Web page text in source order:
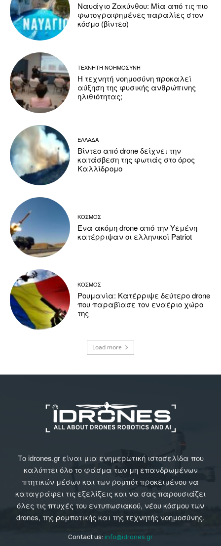
Ναυάγιο Ζακύνθου: Μία από τις πιο
φωτογραφημένες παραλίες στον
κόσμο (βίντεο)
ΤΕΧΝΗΤΗ ΝΟΗΜΟΣΥΝΗ
Η τεχνητή νοημοσύνη προκαλεί
αύξηση της φυσικής ανθρώπινης
ηλιθιότητας;
ΕΛΛΑΔΑ
Βίντεο από drone δείχνει την
κατάσβεση της φωτιάς στο όρος
Καλλίδρομο
ΚΟΣΜΟΣ
Ένα ακόμη drone από την Υεμένη
κατέρριψαν οι ελληνικοί Patriot
ΚΟΣΜΟΣ
Ρουμανία: Κατέρριψε δεύτερο drone
που παραβίασε τον εναέριο χώρο
της
Load more
Το idrones.gr είναι μια ενημερωτική ιστοσελίδα που
καλύπτει όλο το φάσμα των μη επανδρωμένων
πτητικών μέσων και των ρομπότ προκειμένου να
καταγράφει τις εξελίξεις και να σας παρουσιάζει
όλες τις πτυχές του εντυπωσιακού, νέου κόσμου των
drones, της ρομποτικής και της τεχνητής νοημοσύνης.
Contact us: info@idrones.gr